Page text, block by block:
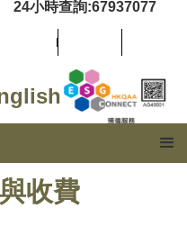
24小時查詢:67937077
收費